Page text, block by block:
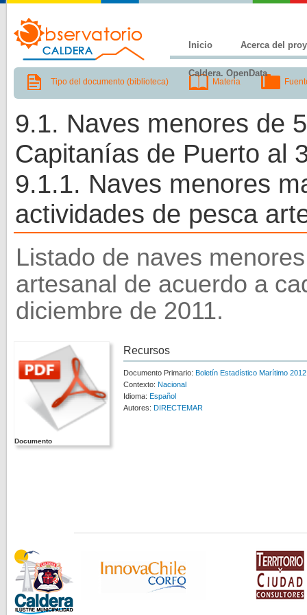
Inicio Acerca del
Caldera. OpenData
Tipo del documento (biblioteca) Materia
9.1. Naves menores de
Capitanías de Puerto al
9.1.1. Naves menores
actividades de pesca
Listado de naves
artesanal de acuerdo a
diciembre de 2011.
Documento
Recursos
Documento Primario: Boletín Estadístico Marítimo 2012
Contexto: Nacional
Idioma: Español
Autores: DIRECTEMAR